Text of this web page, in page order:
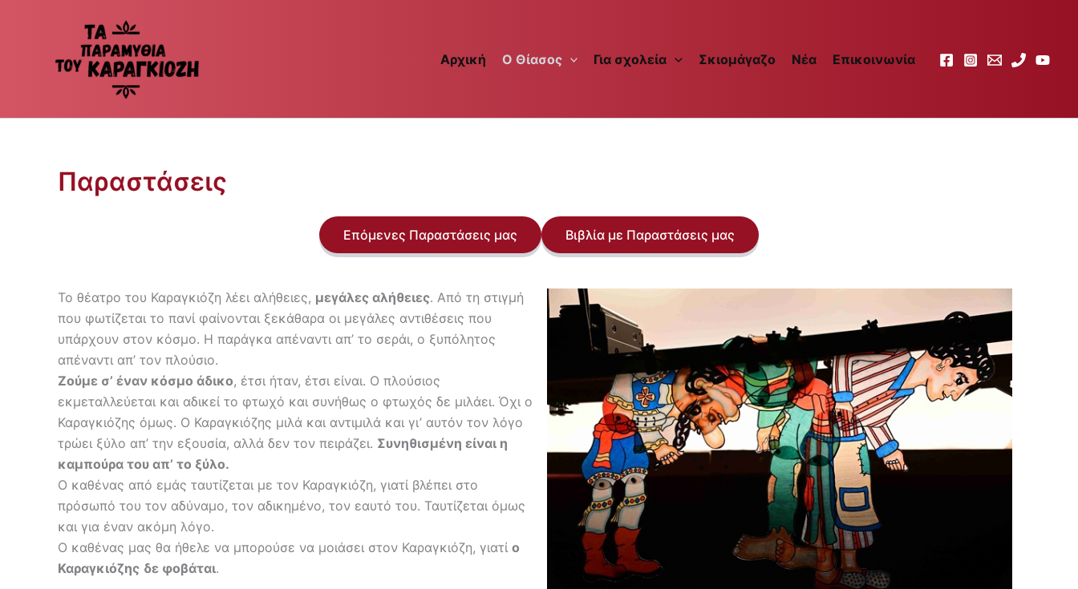
Αρχική Ο Θίασος Για σχολεία Σκιομάγαζο Νέα Επικοινωνία
Παραστάσεις
Επόμενες Παραστάσεις μας Βιβλία με Παραστάσεις μας
Το θέατρο του Καραγκιόζη λέει αλήθειες, μεγάλες αλήθειες. Από τη στιγμή
που φωτίζεται το πανί φαίνονται ξεκάθαρα οι μεγάλες αντιθέσεις που
υπάρχουν στον κόσμο. Η παράγκα απέναντι απ’ το σεράι, ο ξυπόλητος
απέναντι απ’ τον πλούσιο.
Ζούμε σ’ έναν κόσμο άδικο, έτσι ήταν, έτσι είναι. Ο πλούσιος
εκμεταλλεύεται και αδικεί το φτωχό και συνήθως ο φτωχός δε μιλάει. Όχι ο
Καραγκιόζης όμως. Ο Καραγκιόζης μιλά και αντιμιλά και γι’ αυτόν τον λόγο
τρώει ξύλο απ’ την εξουσία, αλλά δεν τον πειράζει. Συνηθισμένη είναι η
καμπούρα του απ’ το ξύλο.
Ο καθένας από εμάς ταυτίζεται με τον Καραγκιόζη, γιατί βλέπει στο
πρόσωπό του τον αδύναμο, τον αδικημένο, τον εαυτό του. Ταυτίζεται όμως
και για έναν ακόμη λόγο.
Ο καθένας μας θα ήθελε να μπορούσε να μοιάσει στον Καραγκιόζη, γιατί ο
Καραγκιόζης δε φοβάται.